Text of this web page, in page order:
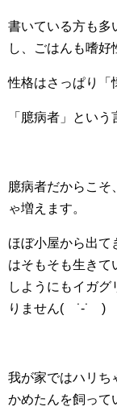
書いている方も多
し、ごはんも嗜好
性格はさっぱり「
「臆病者」とい
臆病者だからこそ
ゃ増えます。
ほぼ小屋から出て
はそもそも生きて
しようにもイガ
りません( ˙-˙ )
我が家ではハリち
かめたんを飼って